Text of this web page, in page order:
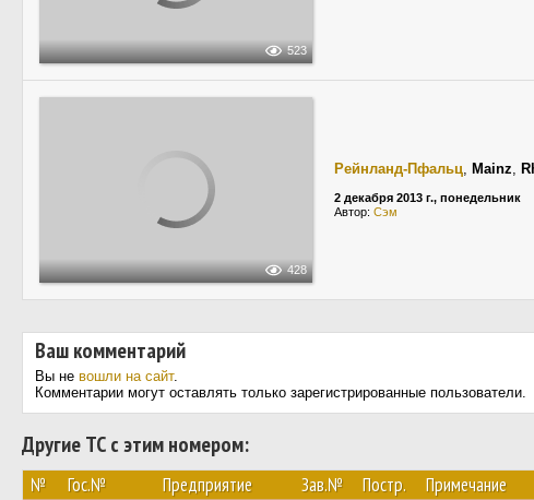
523
428
Рейнланд-Пфальц, Mainz,
2 декабря 2013 г., понедельник
Автор: Сэм
Ваш комментарий
Вы не вошли на сайт.
Комментарии могут оставлять только зарегистрированные пользователи.
Другие ТС с этим номером:
№ Гос.№ Предприятие Зав.№ Постр. Примечание